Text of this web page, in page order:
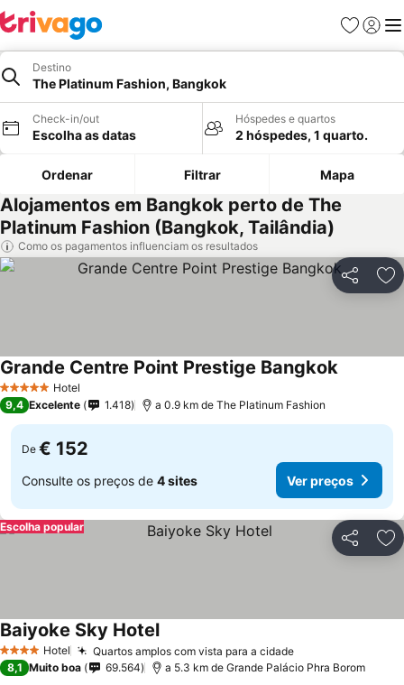
Favoritos
Iniciar
Destino
The Platinum Fashion, Bangkok
Check-in/out
Escolha as datas
Hóspedes e quartos
2 hóspedes, 1 quarto.
Ordenar Filtrar Mapa
Alojamentos em Bangkok perto de The
Platinum Fashion (Bangkok, Tailândia)
Como os pagamentos influenciam os resultados
Partilhar
5 Estrelas Hotel
Grande Centre Point Prestige Bangkok
9,4 Excelente 1.418 a 0.9 km de The Platinum Fashion
De € 152
Consulte os preços de 4 sites Ver preços
Partilhar
Escolha popular
4 EstrelasHotel Quartos amplos com vista para a cidade
Baiyoke Sky Hotel
8,1 Muito boa 69.564 a 5.3 km de Grande Palácio Phra Borom